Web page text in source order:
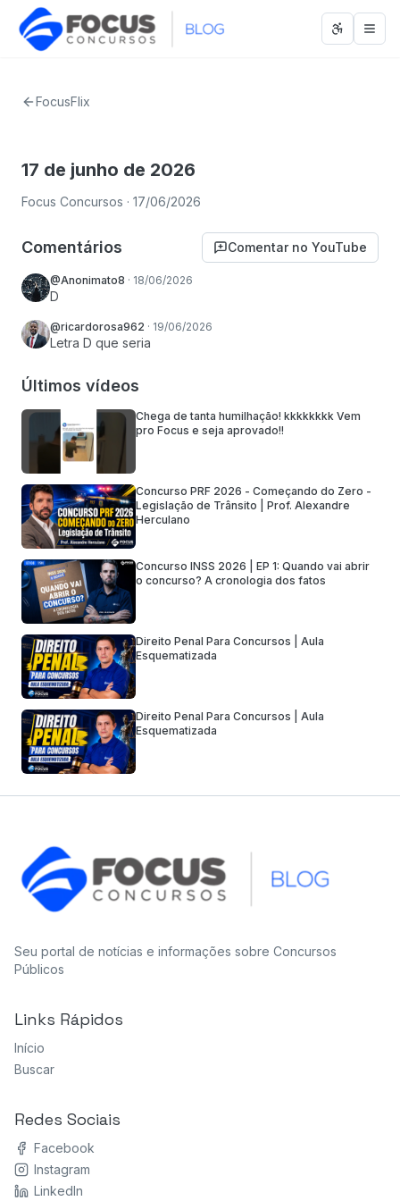
Abrir
FocusFlix
17 de junho de 2026
Focus Concursos · 17/06/2026
Comentários Comentar no YouTube
@Anonimato8 · 18/06/2026
D
@ricardorosa962 · 19/06/2026
Letra D que seria
Últimos vídeos
Chega de tanta humilhação! kkkkkkkk Vem
pro Focus e seja aprovado!!
Concurso PRF 2026 - Começando do Zero -
Legislação de Trânsito | Prof. Alexandre
Herculano
Concurso INSS 2026 | EP 1: Quando vai abrir
o concurso? A cronologia dos fatos
Direito Penal Para Concursos | Aula
Esquematizada
Direito Penal Para Concursos | Aula
Esquematizada
Seu portal de notícias e informações sobre Concursos
Públicos
Links Rápidos
Início
Buscar
Redes Sociais
Facebook
Instagram
LinkedIn